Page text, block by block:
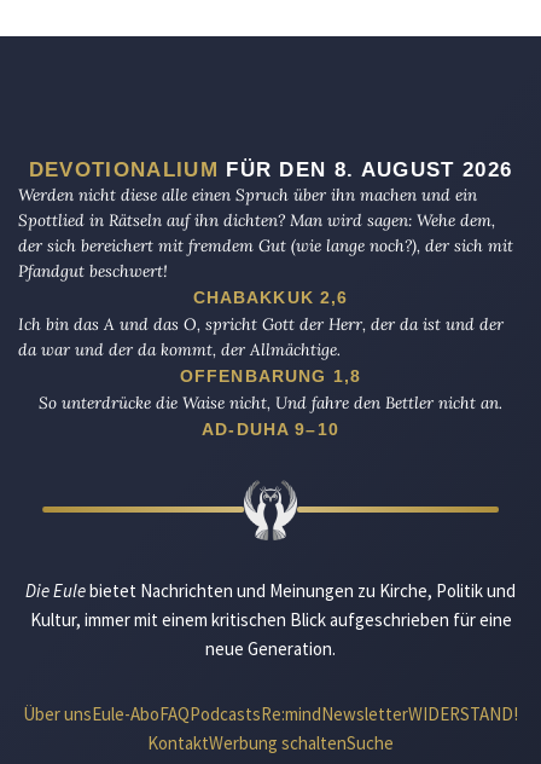
DEVOTIONALIUM FÜR DEN 8. AUGUST 2026
Werden nicht diese alle einen Spruch über ihn machen und ein
Spottlied in Rätseln auf ihn dichten? Man wird sagen: Wehe dem,
der sich bereichert mit fremdem Gut (wie lange noch?), der sich mit
Pfandgut beschwert!
CHABAKKUK 2,6
Ich bin das A und das O, spricht Gott der Herr, der da ist und der
da war und der da kommt, der Allmächtige.
OFFENBARUNG 1,8
So unterdrücke die Waise nicht, Und fahre den Bettler nicht an.
AD-DUHA 9–10
Die Eulebietet Nachrichten und Meinungen zu Kirche, Politik und
Kultur, immer mit einem kritischen Blick aufgeschrieben für eine
neue Generation.
Über unsEule-AboFAQPodcastsRe:mindNewsletterWIDERSTAND!
KontaktWerbung schaltenSuche